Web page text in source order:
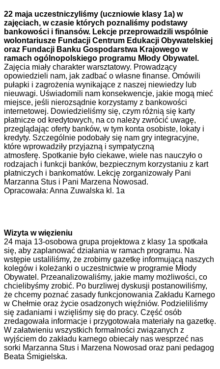
22 maja uczestniczyliśmy (uczniowie klasy 1a) w
zajęciach, w czasie których poznaliśmy podstawy
bankowości i finansów. Lekcje przeprowadzili wspólnie
wolontariusze Fundacji Centrum Edukacji Obywatelskiej
oraz Fundacji Banku Gospodarstwa Krajowego w
ramach ogólnopolskiego programu Młody Obywatel.
Zajęcia miały charakter warsztatowy. Prowadzący
opowiedzieli nam, jak zadbać o własne finanse. Omówili
pułapki i zagrożenia wynikające z naszej niewiedzy lub
nieuwagi. Uświadomili nam konsekwencje, jakie mogą mieć
miejsce, jeśli nierozsądnie korzystamy z bankowości
internetowej. Dowiedzieliśmy się, czym różnią się karty
płatnicze od kredytowych, na co należy zwrócić uwagę,
przeglądając oferty banków, w tym konta osobiste, lokaty i
kredyty. Szczególnie podobały się nam gry integracyjne,
które wprowadziły przyjazną i sympatyczną
atmosferę. Spotkanie było ciekawe, wiele nas nauczyło o
rodzajach i funkcji banków, bezpiecznym korzystaniu z kart
płatniczych i bankomatów. Lekcję zorganizowały Pani
Marzanna Stus i Pani Marzena Nowosad.
Opracowała: Anna Zuwalska kl. 1a
Wizyta w więzieniu
24 maja 13-osobowa grupa projektowa z klasy 1a spotkała
się, aby zaplanować działania w ramach programu. Na
wstępie ustaliliśmy, że zrobimy gazetkę informującą naszych
kolegów i koleżanki o uczestnictwie w programie Młody
Obywatel. Przeanalizowaliśmy, jakie mamy możliwości, co
chcielibyśmy zrobić. Po burzliwej dyskusji postanowiliśmy,
że chcemy poznać zasady funkcjonowania Zakładu Karnego
w Chełmie oraz życie osadzonych więźniów. Podzieliliśmy
się zadaniami i wzięliśmy się do pracy. Część osób
zredagowała informacje i przygotowała materiały na gazetkę.
W załatwieniu wszystkich formalności związanych z
wyjściem do zakładu karnego obiecały nas wesprzeć nas
sorki Marzanna Stus i Marzena Nowosad oraz pani pedagog
Beata Śmigielska.